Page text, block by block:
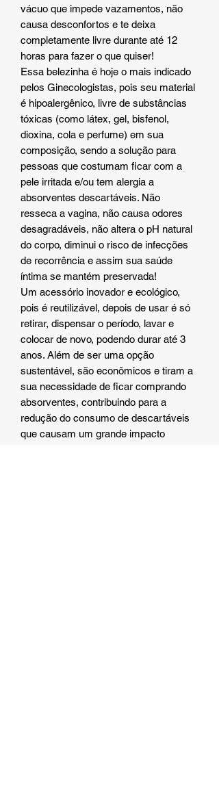
vácuo que impede vazamentos, não
causa desconfortos e te deixa
completamente livre durante até 12
horas para fazer o que quiser!
Essa belezinha é hoje o mais indicado
pelos Ginecologistas, pois seu material
é hipoalergênico, livre de substâncias
tóxicas (como látex, gel, bisfenol,
dioxina, cola e perfume) em sua
composição, sendo a solução para
pessoas que costumam ficar com a
pele irritada e/ou tem alergia a
absorventes descartáveis. Não
resseca a vagina, não causa odores
desagradáveis, não altera o pH natural
do corpo, diminui o risco de infecções
de recorrência e assim sua saúde
íntima se mantém preservada!
Um acessório inovador e ecológico,
pois é reutilizável, depois de usar é só
retirar, dispensar o período, lavar e
colocar de novo, podendo durar até 3
anos. Além de ser uma opção
sustentável, são econômicos e tiram a
sua necessidade de ficar comprando
absorventes, contribuindo para a
redução do consumo de descartáveis
que causam um grande impacto